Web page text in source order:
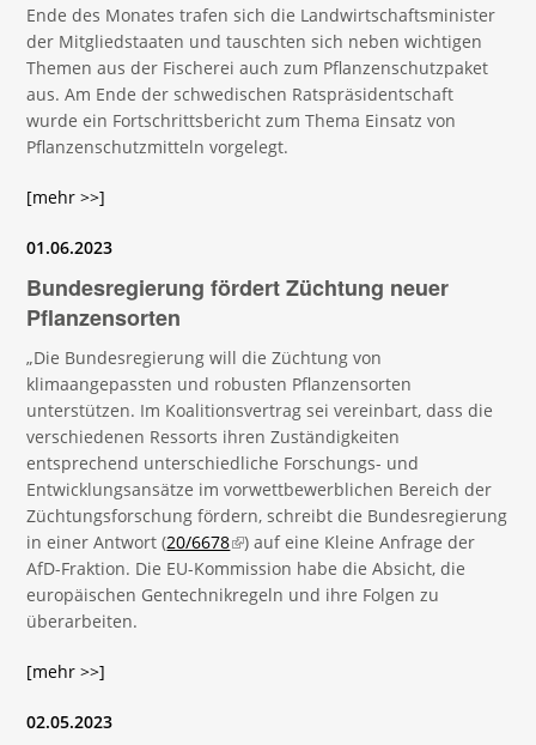
Ende des Monates trafen sich die Landwirtschaftsminister
der Mitgliedstaaten und tauschten sich neben wichtigen
Themen aus der Fischerei auch zum Pflanzenschutzpaket
aus. Am Ende der schwedischen Ratspräsidentschaft
wurde ein Fortschrittsbericht zum Thema Einsatz von
Pflanzenschutzmitteln vorgelegt.
[mehr >>]
01.06.2023
Bundesregierung fördert Züchtung neuer
Pflanzensorten
„Die Bundesregierung will die Züchtung von
klimaangepassten und robusten Pflanzensorten
unterstützen. Im Koalitionsvertrag sei vereinbart, dass die
verschiedenen Ressorts ihren Zuständigkeiten
entsprechend unterschiedliche Forschungs- und
Entwicklungsansätze im vorwettbewerblichen Bereich der
Züchtungsforschung fördern, schreibt die Bundesregierung
in einer Antwort (20/6678(link is external)
) auf eine Kleine Anfrage der
AfD-Fraktion. Die EU-Kommission habe die Absicht, die
europäischen Gentechnikregeln und ihre Folgen zu
überarbeiten.
[mehr >>]
02.05.2023